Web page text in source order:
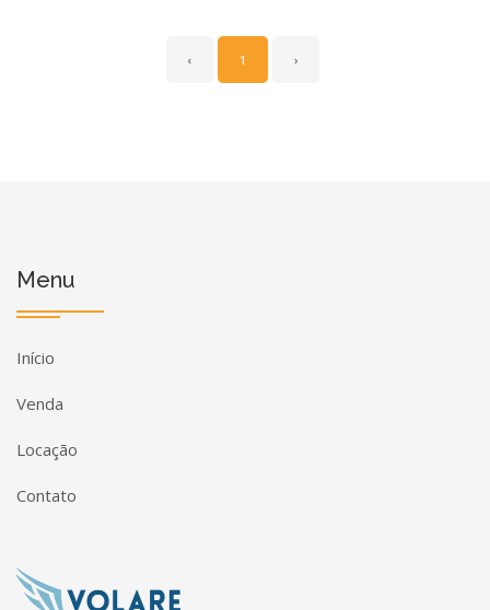
‹ 1 ›
Menu
Início
Venda
Locação
Contato
Página inicial